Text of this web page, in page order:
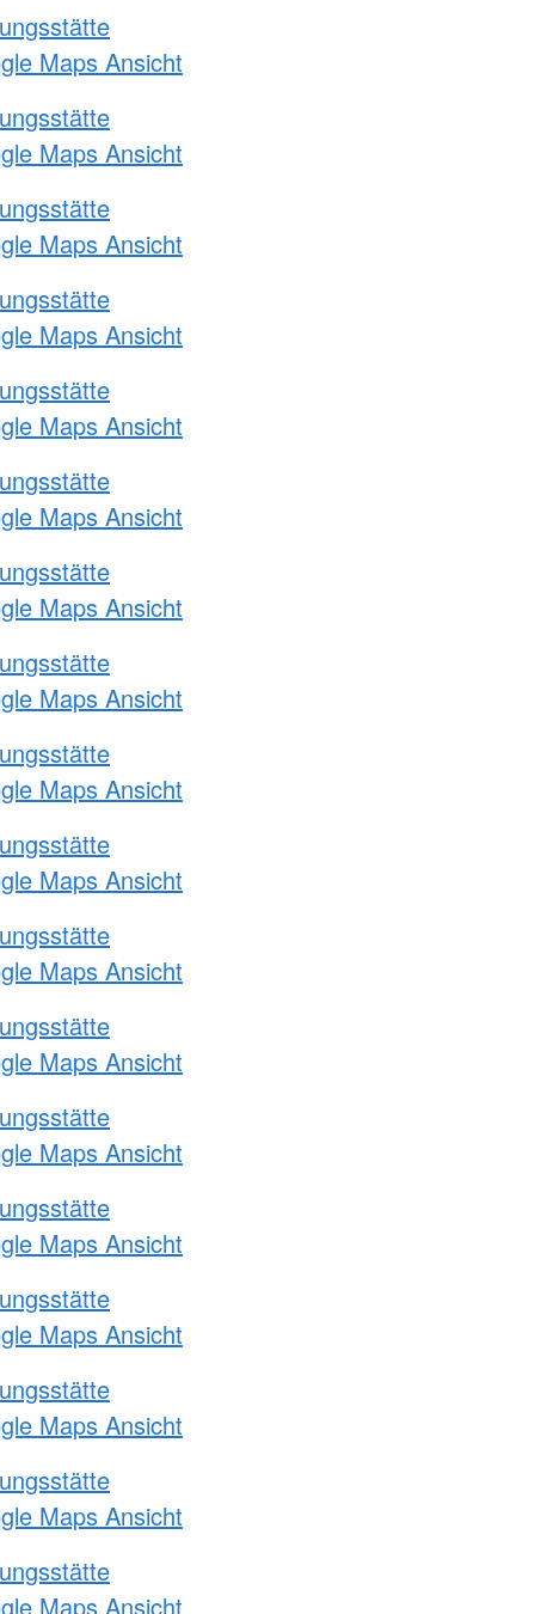
Maps Ansicht
Maps Ansicht
Maps Ansicht
Maps Ansicht
Maps Ansicht
Maps Ansicht
Maps Ansicht
Maps Ansicht
Maps Ansicht
Maps Ansicht
Maps Ansicht
Maps Ansicht
Maps Ansicht
Maps Ansicht
Maps Ansicht
Maps Ansicht
Maps Ansicht
Maps Ansicht